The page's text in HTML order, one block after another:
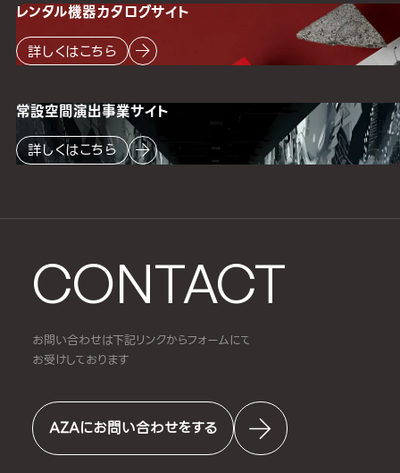
CONTACT
お問い合わせは下記リンクからフォームにて
お受けしております
AZAにお問い合わせをする
レンタル機器カタログサイト
詳しくはこちら
常設空間演出事業サイト
詳しくはこちら